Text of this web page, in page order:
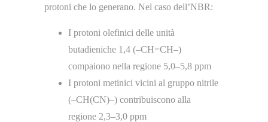
protoni che lo generano. Nel caso dell’NBR:
I protoni olefinici delle unità
butadieniche 1,4 (–CH=CH–)
compaiono nella regione 5,0–5,8 ppm
I protoni metinici vicini al gruppo nitrile
(–CH(CN)–) contribuiscono alla
regione 2,3–3,0 ppm